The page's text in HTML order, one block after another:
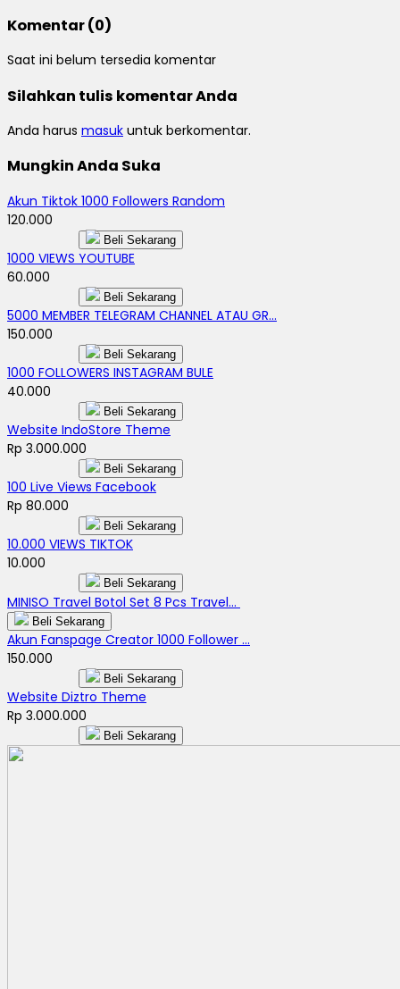
Komentar (0)
Saat ini belum tersedia komentar
Silahkan tulis komentar Anda
Anda harus masuk untuk berkomentar.
Mungkin Anda Suka
Akun Tiktok 1000 Followers Random
120.000
Beli Sekarang
1000 VIEWS YOUTUBE
60.000
Beli Sekarang
5000 MEMBER TELEGRAM CHANNEL ATAU GR...
150.000
Beli Sekarang
1000 FOLLOWERS INSTAGRAM BULE
40.000
Beli Sekarang
Website IndoStore Theme
Rp 3.000.000
Beli Sekarang
100 Live Views Facebook
Rp 80.000
Beli Sekarang
10.000 VIEWS TIKTOK
10.000
Beli Sekarang
MINISO Travel Botol Set 8 Pcs Travel...
Beli Sekarang
Akun Fanspage Creator 1000 Follower ...
150.000
Beli Sekarang
Website Diztro Theme
Rp 3.000.000
Beli Sekarang